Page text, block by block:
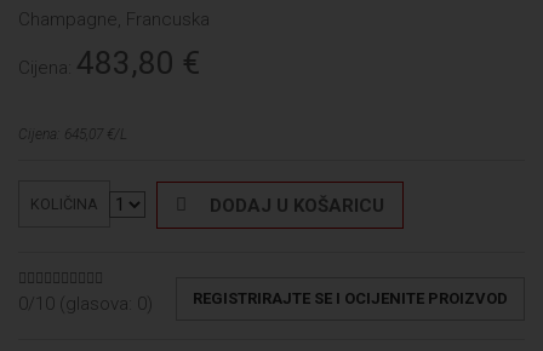
Champagne, Francuska
Cijena: 483,80 €
Cijena: 645,07 €/L
KOLIČINA DODAJ U KOŠARICU
0/10 (glasova: 0) REGISTRIRAJTE SE I OCIJENITE PROIZVOD